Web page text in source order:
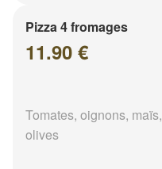
Pizza 4 fromages
11.90 €
Tomates, oignons,
olives